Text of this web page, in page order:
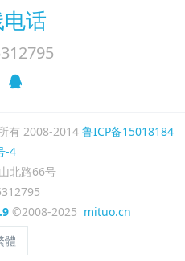
话
有 2008-2014 鲁ICP备15018184
-4
北路66号
©2008-2025 mituo.cn
體